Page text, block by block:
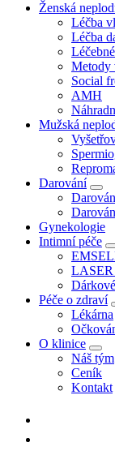
Ženská
Léčba
Léčba
Metody
Social
AMH
Mužská
Darování
Gynekologie
Intimní péče
Péče o zdraví
Lékárna
O klinice
Náš tým
Ceník
Kontakt